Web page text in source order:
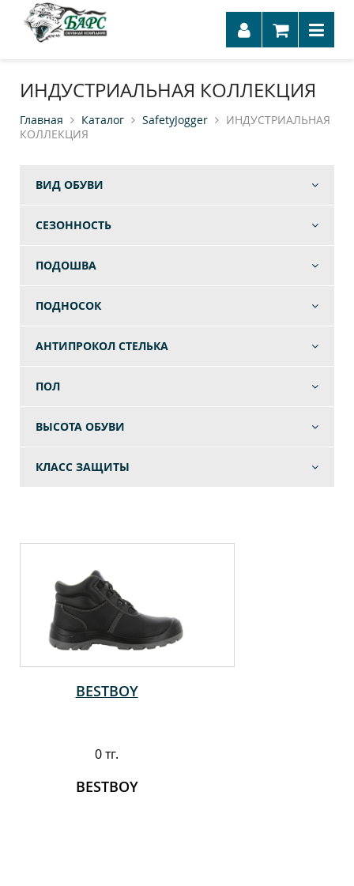
ИНДУСТРИАЛЬНАЯ КОЛЛЕКЦИЯ
Главная Каталог SafetyJogger
ИНДУСТРИАЛЬНАЯ
КОЛЛЕКЦИЯ
ВИД ОБУВИ
СЕЗОННОСТЬ
ПОДОШВА
ПОДНОСОК
АНТИПРОКОЛ СТЕЛЬКА
ПОЛ
ВЫСОТА ОБУВИ
КЛАСС ЗАЩИТЫ
BESTBOY
0 тг.
BESTBOY